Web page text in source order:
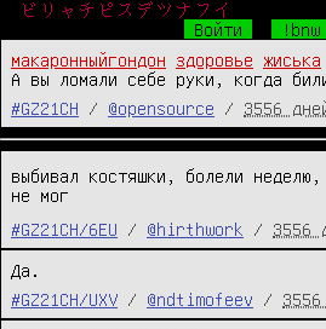
ビリャチピスデツナフイ
Войти
!bnw
макаронныйгондон
здоровье
жиська
А вы ломали себе руки, когда
#GZ21CH
/ @opensource / 3556
выбивал костяшки, болели
не мог
#GZ21CH/6EU
/ @hirthwork / 3556
Да.
#GZ21CH/UXV
/ @ndtimofeev /